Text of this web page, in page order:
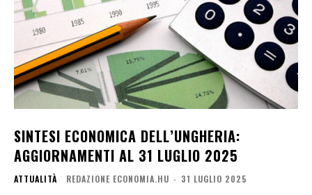
SINTESI ECONOMICA DELL’UNGHERIA:
AGGIORNAMENTI AL 31 LUGLIO 2025
ATTUALITÀ REDAZIONE ECONOMIA.HU - 31 LUGLIO 2025